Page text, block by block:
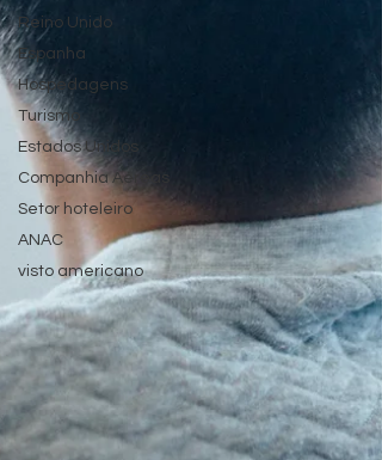
Reino Unido
Espanha
Hospedagens
Turismo
Estados Unidos
Companhia Aéreas
Setor hoteleiro
ANAC
visto americano